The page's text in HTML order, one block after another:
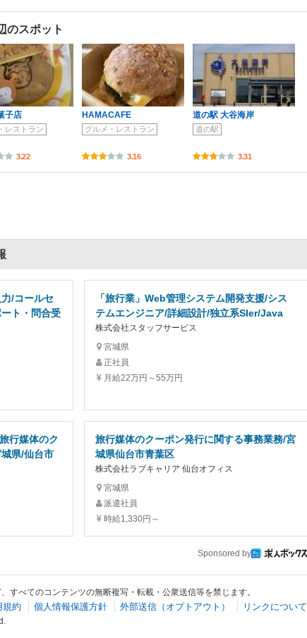
のスポット
子店
レストラン
3.22
HAMACAFE
グルメ・レストラン
3.16
道の駅 大谷海岸
道の駅
3.31
/コールセ
ト・問合受
「旅行業」Web管理システム開発支援/シス
テムエンジニア/詳細設計/独立系SIer/Java
株式会社スタッフサービス
宮城県
正社員
月給22万円～55万円
行媒体のク
県/仙台市
旅行媒体のクーポン発行に関する事務業務/宮
城県仙台市青葉区
株式会社ラブキャリア 仙台オフィス
宮城県
派遣社員
時給1,330円～
Sponsored by
すべてのコンテンツの無断複写・転載・公衆送信等を禁じます。
規約 個人情報保護方針 外部送信（オプトアウト） リンクについて